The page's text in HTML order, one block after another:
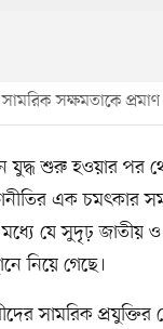
সক্ষমতাকে
যুদ্ধ শুরু হওয়ার
এক চমৎকার
যে সুদৃঢ় জাতীয় ও
নিয়ে গেছে।
সামরিক প্রযুক্তির